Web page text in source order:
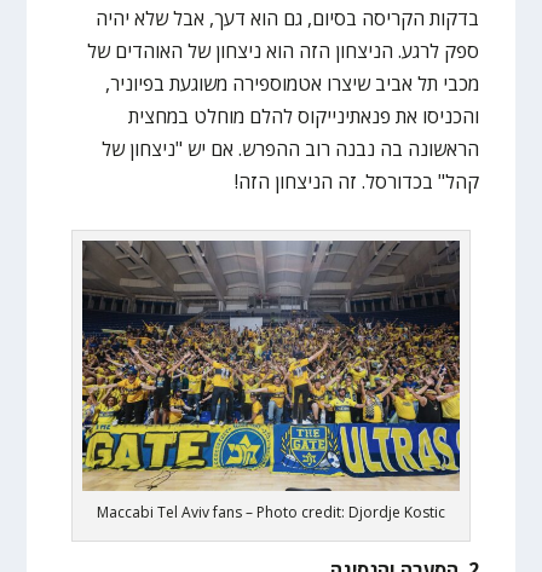
בדקות הקריסה בסיום, גם הוא דעך, אבל שלא יהיה
ספק לרגע. הניצחון הזה הוא ניצחון של האוהדים של
מכבי תל אביב שיצרו אטמוספירה משוגעת בפיוניר,
והכניסו את פנאתינייקוס להלם מוחלט במחצית
הראשונה בה נבנה רוב ההפרש. אם יש "ניצחון של
קהל" בכדורסל. זה הניצחון הזה!
Maccabi Tel Aviv fans – Photo credit: Djordje Kostic